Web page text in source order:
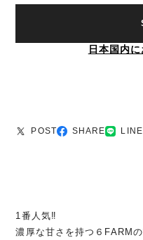
日本国内
POST SHARE LINE
1番人気‼
濃厚な甘さを持つ６FARM